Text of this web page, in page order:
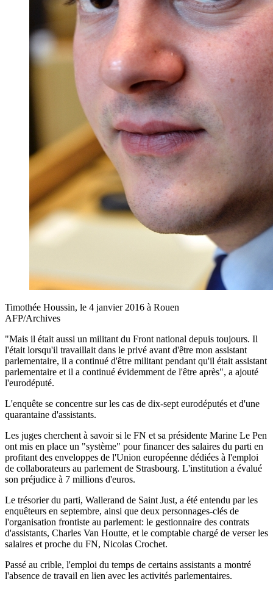
Timothée Houssin, le 4 janvier 2016 à Rouen
AFP/Archives
"Mais il était aussi un militant du Front national depuis toujours. Il
l'était lorsqu'il travaillait dans le privé avant d'être mon assistant
parlementaire, il a continué d'être militant pendant qu'il était assistant
parlementaire et il a continué évidemment de l'être après", a ajouté
l'eurodéputé.
L'enquête se concentre sur les cas de dix-sept eurodéputés et d'une
quarantaine d'assistants.
Les juges cherchent à savoir si le FN et sa présidente Marine Le Pen
ont mis en place un "système" pour financer des salaires du parti en
profitant des enveloppes de l'Union européenne dédiées à l'emploi
de collaborateurs au parlement de Strasbourg. L'institution a évalué
son préjudice à 7 millions d'euros.
Le trésorier du parti, Wallerand de Saint Just, a été entendu par les
enquêteurs en septembre, ainsi que deux personnages-clés de
l'organisation frontiste au parlement: le gestionnaire des contrats
d'assistants, Charles Van Houtte, et le comptable chargé de verser les
salaires et proche du FN, Nicolas Crochet.
Passé au crible, l'emploi du temps de certains assistants a montré
l'absence de travail en lien avec les activités parlementaires.